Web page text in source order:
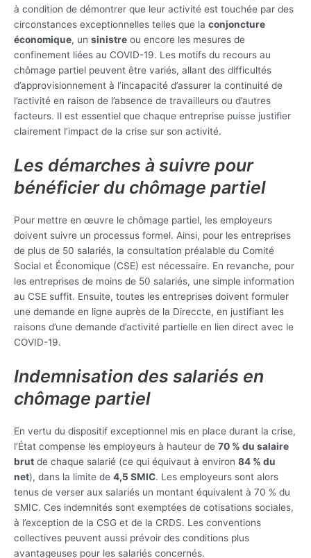
à condition de démontrer que leur activité est touchée par des
circonstances exceptionnelles telles que la conjoncture
économique, un sinistre ou encore les mesures de
confinement liées au COVID-19. Les motifs du recours au
chômage partiel peuvent être variés, allant des difficultés
d’approvisionnement à l’incapacité d’assurer la continuité de
l’activité en raison de l’absence de travailleurs ou d’autres
facteurs. Il est essentiel que chaque entreprise puisse justifier
clairement l’impact de la crise sur son activité.
Les démarches à suivre pour
bénéficier du chômage partiel
Pour mettre en œuvre le chômage partiel, les employeurs
doivent suivre un processus formel. Ainsi, pour les entreprises
de plus de 50 salariés, la consultation préalable du Comité
Social et Économique (CSE) est nécessaire. En revanche, pour
les entreprises de moins de 50 salariés, une simple information
au CSE suffit. Ensuite, toutes les entreprises doivent formuler
une demande en ligne auprès de la Direccte, en justifiant les
raisons d’une demande d’activité partielle en lien direct avec le
COVID-19.
Indemnisation des salariés en
chômage partiel
En vertu du dispositif exceptionnel mis en place durant la crise,
l’État compense les employeurs à hauteur de 70 % du salaire
brut de chaque salarié (ce qui équivaut à environ 84 % du
net), dans la limite de 4,5 SMIC. Les employeurs sont alors
tenus de verser aux salariés un montant équivalent à 70 % du
SMIC. Ces indemnités sont exemptées de cotisations sociales,
à l’exception de la CSG et de la CRDS. Les conventions
collectives peuvent aussi prévoir des conditions plus
avantageuses pour les salariés concernés.